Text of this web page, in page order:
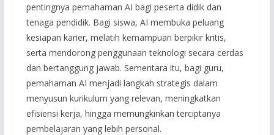
pentingnya pemahaman AI bagi peserta didik dan
tenaga pendidik. Bagi siswa, AI membuka peluang
kesiapan karier, melatih kemampuan berpikir kritis,
serta mendorong penggunaan teknologi secara cerdas
dan bertanggung jawab. Sementara itu, bagi guru,
pemahaman AI menjadi langkah strategis dalam
menyusun kurikulum yang relevan, meningkatkan
efisiensi kerja, hingga memungkinkan terciptanya
pembelajaran yang lebih personal.